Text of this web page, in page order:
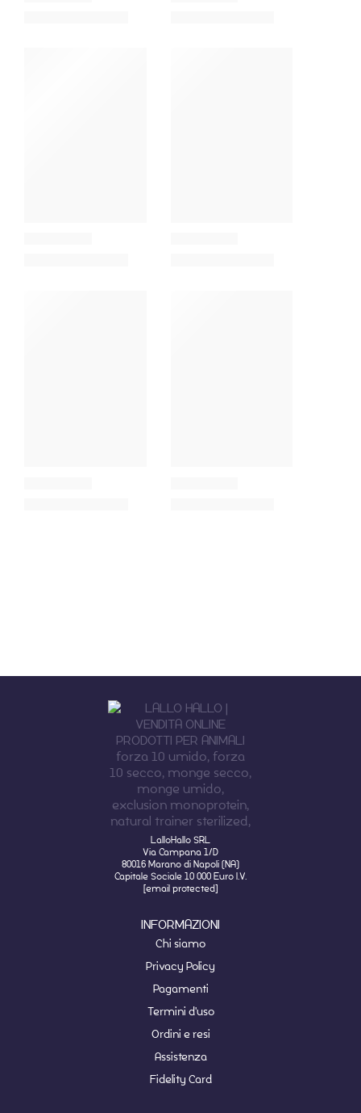
LalloHallo SRL
Via Campana 1/D
80016 Marano di Napoli (NA)
Capitale Sociale 10 000 Euro I.V.
[email protected]
INFORMAZIONI
Chi siamo
Privacy Policy
Pagamenti
Termini d'uso
Ordini e resi
Assistenza
Fidelity Card